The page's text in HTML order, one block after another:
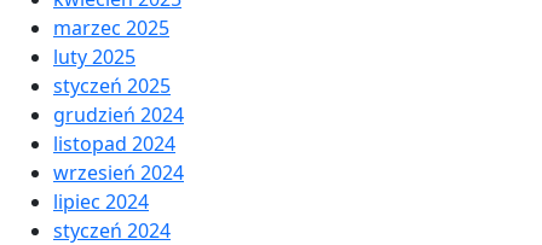
marzec 2025
luty 2025
styczeń 2025
grudzień 2024
listopad 2024
wrzesień 2024
lipiec 2024
styczeń 2024